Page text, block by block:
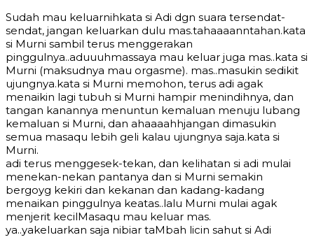
Sudah mau keluarnihkata si Adi dgn suara tersendat-
sendat, jangan keluarkan dulu mas.tahaaaanntahan.kata
si Murni sambil terus menggerakan
pinggulnya..aduuuhmassaya mau keluar juga mas..kata si
Murni (maksudnya mau orgasme). mas..masukin sedikit
ujungnya.kata si Murni memohon, terus adi agak
menaikin lagi tubuh si Murni hampir menindihnya, dan
tangan kanannya menuntun kemaluan menuju lubang
kemaluan si Murni, dan ahaaaahhjangan dimasukin
semua masaqu lebih geli kalau ujungnya saja.kata si
Murni.
adi terus menggesek-tekan, dan kelihatan si adi mulai
menekan-nekan pantanya dan si Murni semakin
bergoyg kekiri dan kekanan dan kadang-kadang
menaikan pinggulnya keatas..lalu Murni mulai agak
menjerit kecilMasaqu mau keluar mas.
ya..yakeluarkan saja nibiar taMbah licin sahut si Adi